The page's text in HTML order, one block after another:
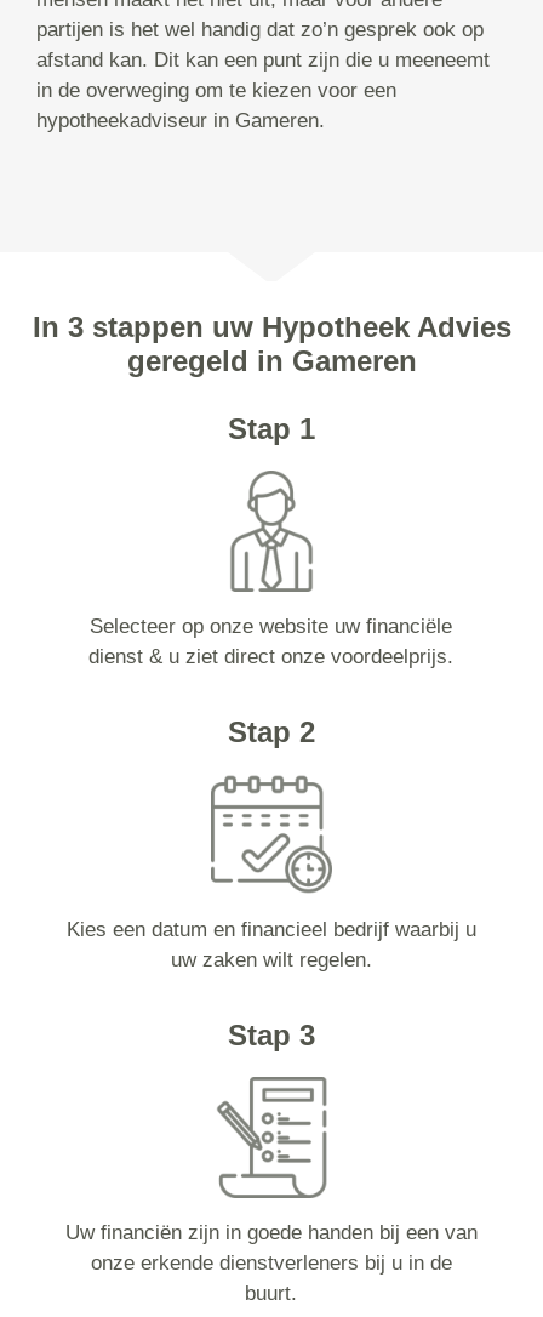
partijen is het wel handig dat zo’n gesprek ook op
afstand kan. Dit kan een punt zijn die u meeneemt
in de overweging om te kiezen voor een
hypotheekadviseur in Gameren.
In 3 stappen uw Hypotheek Advies
geregeld in Gameren
Stap 1
Selecteer op onze website uw financiële
dienst & u ziet direct onze voordeelprijs.
Stap 2
Kies een datum en financieel bedrijf waarbij u
uw zaken wilt regelen.
Stap 3
Uw financiën zijn in goede handen bij een van
onze erkende dienstverleners bij u in de
buurt.